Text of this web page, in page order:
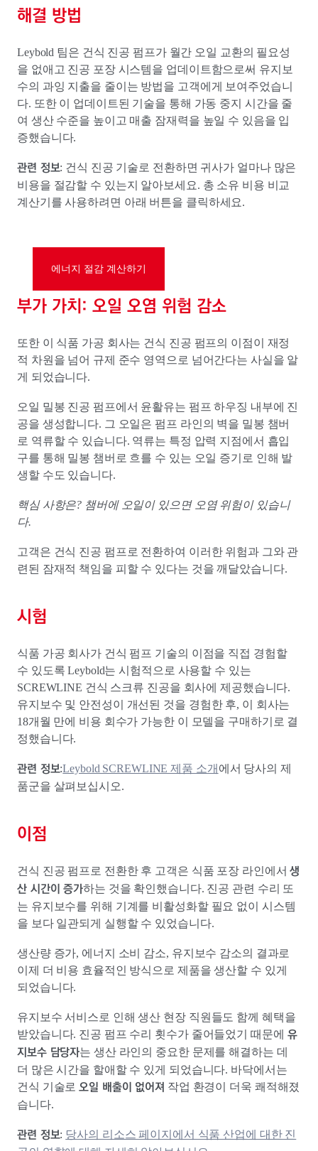
해결 방법
Leybold 팀은 건식 진공 펌프가 월간 오일 교환의 필요성
을 없애고 진공 포장 시스템을 업데이트함으로써 유지보
수의 과잉 지출을 줄이는 방법을 고객에게 보여주었습니
다. 또한 이 업데이트된 기술을 통해 가동 중지 시간을 줄
여 생산 수준을 높이고 매출 잠재력을 높일 수 있음을 입
증했습니다.
관련 정보: 건식 진공 기술로 전환하면 귀사가 얼마나 많은
비용을 절감할 수 있는지 알아보세요. 총 소유 비용 비교
계산기를 사용하려면 아래 버튼을 클릭하세요.
에너지 절감 계산하기
부가 가치: 오일 오염 위험 감소
또한 이 식품 가공 회사는 건식 진공 펌프의 이점이 재정
적 차원을 넘어 규제 준수 영역으로 넘어간다는 사실을 알
게 되었습니다.
오일 밀봉 진공 펌프에서 윤활유는 펌프 하우징 내부에 진
공을 생성합니다. 그 오일은 펌프 라인의 벽을 밀봉 챔버
로 역류할 수 있습니다. 역류는 특정 압력 지점에서 흡입
구를 통해 밀봉 챔버로 흐를 수 있는 오일 증기로 인해 발
생할 수도 있습니다.
핵심 사항은? 챔버에 오일이 있으면 오염 위험이 있습니
다.
고객은 건식 진공 펌프로 전환하여 이러한 위험과 그와 관
련된 잠재적 책임을 피할 수 있다는 것을 깨달았습니다.
시험
식품 가공 회사가 건식 펌프 기술의 이점을 직접 경험할
수 있도록 Leybold는 시험적으로 사용할 수 있는
SCREWLINE 건식 스크류 진공을 회사에 제공했습니다.
유지보수 및 안전성이 개선된 것을 경험한 후, 이 회사는
18개월 만에 비용 회수가 가능한 이 모델을 구매하기로 결
정했습니다.
관련 정보:Leybold SCREWLINE 제품 소개 에서 당사의 제
품군을 살펴보십시오.
이점
건식 진공 펌프로 전환한 후 고객은 식품 포장 라인에서생
산 시간이 증가하는 것을 확인했습니다. 진공 관련 수리 또
는 유지보수를 위해 기계를 비활성화할 필요 없이 시스템
을 보다 일관되게 실행할 수 있었습니다.
생산량 증가, 에너지 소비 감소, 유지보수 감소의 결과로
이제 더 비용 효율적인 방식으로 제품을 생산할 수 있게
되었습니다.
유지보수 서비스로 인해 생산 현장 직원들도 함께 혜택을
받았습니다. 진공 펌프 수리 횟수가 줄어들었기 때문에 유
지보수 담당자는 생산 라인의 중요한 문제를 해결하는 데
더 많은 시간을 할애할 수 있게 되었습니다. 바닥에서는
건식 기술로 오일 배출이 없어져 작업 환경이 더욱 쾌적해졌
습니다.
관련 정보: 당사의 리소스 페이지에서 식품 산업에 대한 진